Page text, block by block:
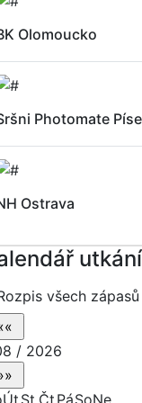
Olomoucko
Photomate
Ostrava
utkání
všech zápasů
/ 2026